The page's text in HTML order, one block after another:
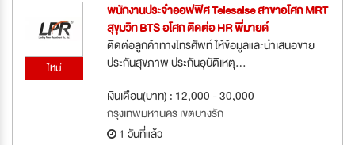
ใหม่
พนักงานประจำออฟฟิศ Telesalse สาขาอโศก MRT
สุขุมวิท BTS อโศก ติดต่อ HR พี่มายด์
ติดต่อลูกค้าทางโทรศัพท์ ให้ข้อมูลและนำเสนอขาย
ประกันสุขภาพ ประกันอุบัติเหตุ...
เงินเดือน(บาท) : 12,000 - 30,000
กรุงเทพมหานคร เขตบางรัก
1 วันที่แล้ว